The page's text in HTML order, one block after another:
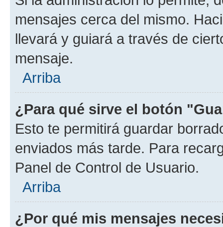
mensajes cerca del mismo.
llevará y guiará a través de
mensaje.
Arriba
¿Para qué sirve el botón
Esto te permitirá guardar
enviados más tarde. Para
Panel de Control de Usuario.
Arriba
¿Por qué mis mensajes